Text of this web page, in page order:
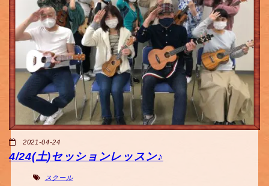
2021-04-24
4/24(土)セッションレッスン♪
スクール